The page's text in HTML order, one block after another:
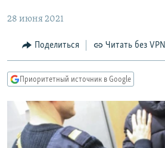
Вернутся
Вернутся
поиску
МНЕНИЯ
КУЛЬТУРА
КАВКАЗ.РЕАЛИИ
СЕВЕР.РЕАЛИИ
СИБИРЬ.РЕАЛИИ
28 июня 2021
Поделиться Читать без VPN
Приоритетный источник в Google